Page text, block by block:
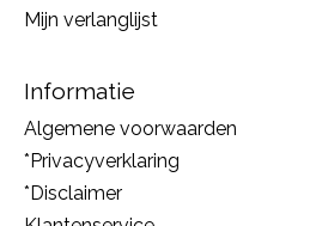
Mijn verlanglijst
Informatie
Algemene voorwaarden
*Privacyverklaring
*Disclaimer